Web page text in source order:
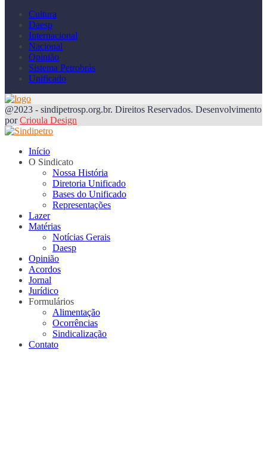
Cultura
Daesp
Internacional
Nacional
Opinião
Sistema Petrobrás
Unificado
@2023 - sindipetrosp.org.br. Direitos Reservados. Desenvolvimento
porCrioula Design
Início
O Sindicato
Nossa História
Diretoria Unificado
Bases do Unificado
Representações
Lazer
Matérias
Notícias Gerais
Daesp
Opinião
Acordos
Jornal
Jurídico
Formulários
Alimentação
Ocorrências
Sindicalização
Contato